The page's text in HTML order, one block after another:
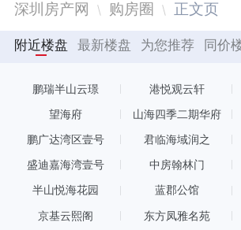
深圳房产网 购房圈 正文页
附近楼盘 最新楼盘 为您推荐 同价
鹏瑞半山云璟 港悦观云轩
望海府 山海四季二期华府
鹏广达湾区壹号 君临海域润之
盛迪嘉海湾壹号 中房翰林门
半山悦海花园 蓝郡公馆
京基云熙阁 东方凤雅名苑